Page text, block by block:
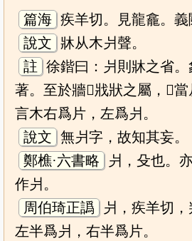
篇海 疾羊切。見龍龕。義
說文 牀从木爿聲。
註 徐鍇曰：爿則牀之省
著。至於牆𡉟戕狀之屬，𠀤
言木右爲片，左爲爿。
說文 無爿字，故知其妄。
鄭樵·六書略
爿，殳也。
作爿。
周伯琦正譌
爿，疾羊切，
左半爲爿，右半爲片。